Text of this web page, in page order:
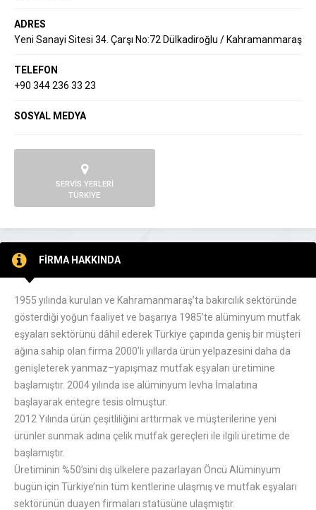
ADRES
Yeni Sanayi Sitesi 34. Çarşı No:72 Dülkadiroğlu / Kahramanmaraş
TELEFON
+90 344 236 33 23
SOSYAL MEDYA
SERVİS YERLERİ
TÜRKİYE
FİRMA HAKKINDA
1955 yılında kurulan ve Kahramanmaraş’ta bakırcılık sektöründe
gösterdiği yoğun faaliyet ve başarıya 1985’te alüminyum mutfak
eşyaları sektörünü dâhil ederek Türkiye çapında geniş bir müşteri
ağına sahip olan firma 2000’li yıllarda ürün yelpazesini daha da
genişleterek yanmaz–yapışmaz mutfak eşyaları üretimine
başlamıştır. 2004 yılında ise alüminyum levha İmalatına
başlayarak entegre tesis olmuştur.
2012 Yılında ürün çeşitliliğini arttırmak ve müşterilerine yeni
ürünler sunmak adına çelik mutfak gereçleri ile ilgili üretime de
başlamıştır.
Üretiminin %50’sini dış ülkelere pazarlayan Öncü Alüminyum
bugün için Türkiye’nin tüm kentlerine ulaşmış ve mutfak eşyaları
sektörünün duayen firmaları statüsüne ulaşmıştır.